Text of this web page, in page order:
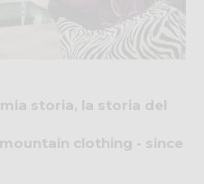
storia, la storia del
clothing - since